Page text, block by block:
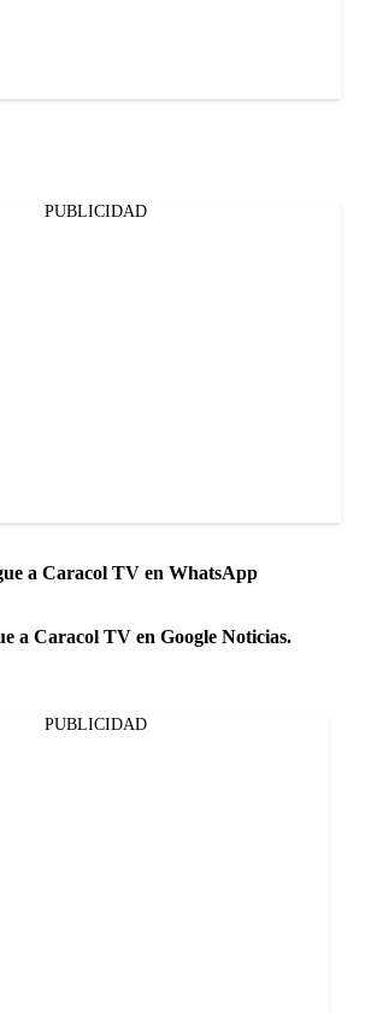
PUBLICIDAD
a Caracol TV en WhatsApp
a Caracol TV en Google Noticias.
PUBLICIDAD